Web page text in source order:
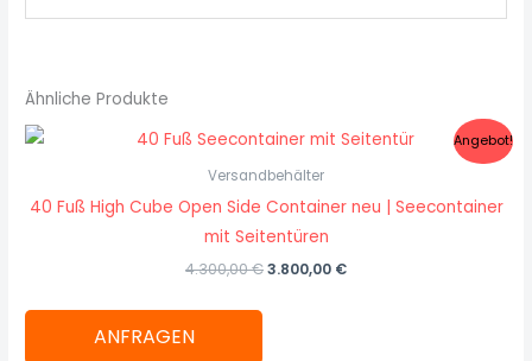
Ähnliche Produkte
Angebot!
Versandbehälter
40 Fuß High Cube Open Side Container neu | Seecontainer
mit Seitentüren
4.300,00€
Ursprünglicher
Preis
war:
3.800,00 €
Aktueller
Preis
ANFRAGEN